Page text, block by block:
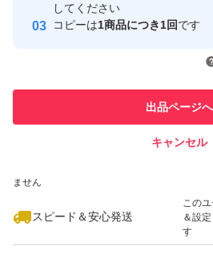
取引実績
引を
での取
ません
スピード＆安心発送
この
＆設
す
してください
コピーは1商品につき1回です
出品ページへ
キャンセル